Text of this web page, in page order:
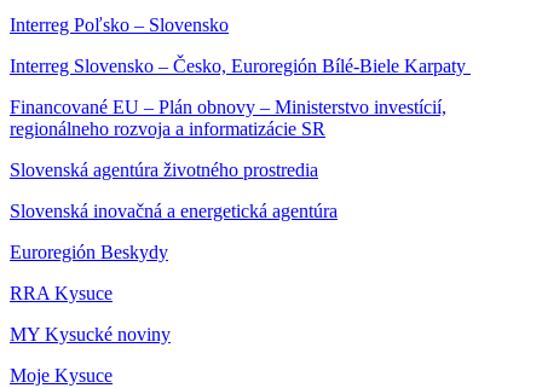
Interreg Poľsko – Slovensko
Interreg Slovensko – Česko, Euroregión Bílé-Biele Karpaty
Financované EU – Plán obnovy – Ministerstvo investícií,
regionálneho rozvoja a informatizácie SR
Slovenská agentúra životného prostredia
Slovenská inovačná a energetická agentúra
Euroregión Beskydy
RRA Kysuce
MY Kysucké noviny
Moje Kysuce